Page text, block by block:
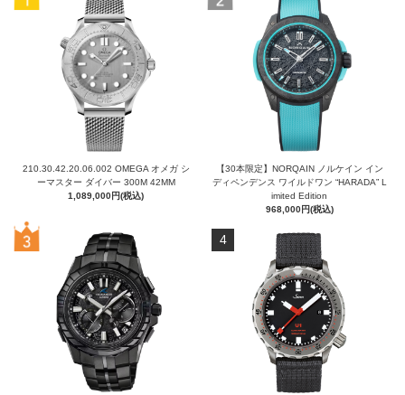
210.30.42.20.06.002 OMEGA オメガ シ
ーマスター ダイバー 300M 42MM
1,089,000円(税込)
【30本限定】NORQAIN ノルケイン イン
ディペンデンス ワイルドワン “HARADA” L
imited Edition
968,000円(税込)
4